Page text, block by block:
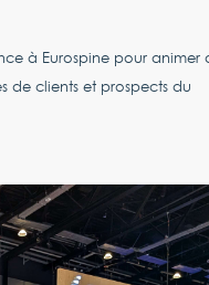
à Eurospine pour animer
de clients et prospects du